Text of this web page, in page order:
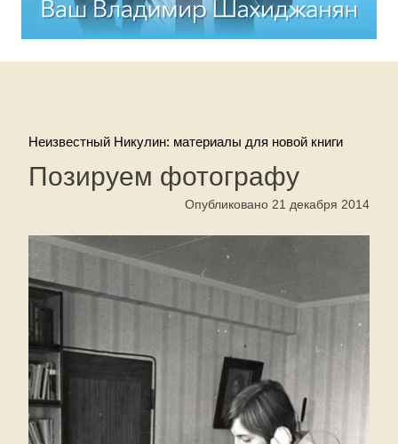
Неизвестный Никулин: материалы для новой книги
Позируем фотографу
Опубликовано 21 декабря 2014